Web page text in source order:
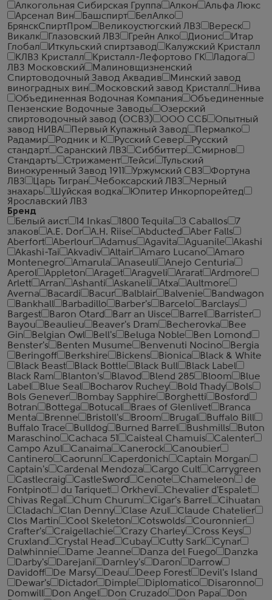
Алкогольная Сибирская Группа
Алкон
Альфа Люкс
Арсенал Вин
Башспирт
БелАлко
БрянскСпиртПром
Великоустюгский ЛВЗ
Вереск
Викалк
Глазовский ЛВЗ Грейн Алко Дионис
Итар
Глобал
Иткульский спиртзавод
Калужский Кристалл
КЛВЗ Кристалл
Кристалл-Лефортово ГК
Ладога
ЛВЗ Московский
Малиновщизненский
Спиртоводочный Завод Аквадив
Минский завод
виноградных вин
Московский завод Кристалл
Нива
Объединенная Водочная Компания
Объединенные
Пензенские Водочные Заводы
Озерский
спиртоводочный завод (ОСВЗ)
ООО ССБ
Опытный
завод НИВА
Первый Купажный Завод
Пермалко
Радамир
Родник и К Русский Север
Русский
стандарт
Саранский ЛВЗ Сиббиттер
Смирнов
Стандартъ
Стрижамент Тейси
Тульский
Винокуренный Завод 1911
Уржумский СВЗ
Фортуна
ЛВЗ
Царь Тигран Чебоксарский ЛВЗ
Черный
знахарь
Шуйская водка
Юпитер Инкорпорейтед
Ярославский ЛВЗ
Бренд
Белый аист
14 Inkas 1800 Tequila 3 Caballos
7
злаков
A.E. Dor A.H. Riise Abducted
Aber Falls
Aberfort
Aberlour Adamus Agavita Aguanile
Akashi
Akashi-Tai
Akvadiv Altair Amaro Lucano
Amaro
Montenegro
Amarula Anaseuli
Anejo Centuria
Aperol
Appleton Araget Aragveli Ararat
Ardmore
Arlett
Arran Ashanti Askaneli Atxa
Aultmore
Averna
Bacardi Bacur Balblair Balvenie
Bandwagon
Bankhall
Barbadillo Barber's Barcelo
Barclays
Bargest
Baron Otard Barr an Uisce Barrel
Barrister
Bayou
Beaulieu Beaver's Dram Becherovka
Bee
Gin
Belgian Owl Bell's Beluga Noble
Ben Lomond
Benster's
Benten Musume Benvenuti Nocino
Bergia
Beringoff
Berkshire Bickens Bionica
Black & White
Black Beast
Black Bottle Black Bull
Black Label
Black Ram
Blanton's Blavod Blend 285 Bloom
Blue
Label
Blue Seal Bocharov Ruchey Bold Thady
Bols
Bols Genever
Bombay Sapphire Borghetti
Bosford
Botran
Bottega Botucal Braes of Glenlivet
Branca
Menta
Brenne Bristoll's Broom Brugal
Buffalo Bill
Buffalo Trace
Bulldog Burned Barrel Bushmills
Buton
Maraschino
Cachaca 51 Caisteal Chamuis
Calenter
Campo Azul
Canaima Canerock
Canoubier
Cantinero
Caorunn Caperdonich
Captain Morgan
Captain's
Cardenal Mendoza Cargo Cult
Carrygreen
Castlecraig
CastleSword Cenote Chameleon
de
Fontpinot
du Tariquet Orkhevi
Chevalier d'Espalet
Chivas Regal
Chum Churum Cigar's Barrel
Cihuatan
Cladach
Clan Denny Clase Azul
Claude Chatelier
Clos Martin
Cool Skeleton Cotswolds
Couronnier
Crafter's
Craigellachie Crazy Charley
Cross Keys
Cruxland
Crystal Head Cubay Cutty Sark
Cynar
Dalwhinnie
Dame Jeanne Danza del Fuego
Danzka
Darby's
Darejani Darnley's Daron
Darrow
Davidoff
De Marsy Deau Deep Forest
Devil's Island
Dewar's
Dictador Dimple Diplomatico
Disaronno
Domwill
Don Angel Don Cruzado Don Papa
Don